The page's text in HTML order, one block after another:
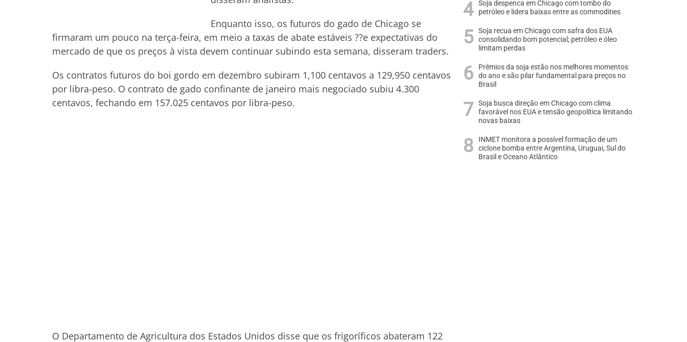
Enquanto isso, os futuros do gado de Chicago se
firmaram um pouco na terça-feira, em meio a taxas de abate estáveis ??e expectativas do
mercado de que os preços à vista devem continuar subindo esta semana, disseram traders.
Os contratos futuros do boi gordo em dezembro subiram 1,100 centavos a 129,950 centavos
por libra-peso. O contrato de gado confinante de janeiro mais negociado subiu 4.300
centavos, fechando em 157.025 centavos por libra-peso.
O Departamento de Agricultura dos Estados Unidos disse que os frigoríficos abateram 122
Soja despenca em Chicago com tombo do
petróleo e lidera baixas entre as commodities
Soja recua em Chicago com safra dos EUA
consolidando bom potencial; petróleo e óleo
limitam perdas
Prêmios da soja estão nos melhores momentos
do ano e são pilar fundamental para preços no
Brasil
Soja busca direção em Chicago com clima
favorável nos EUA e tensão geopolítica limitando
novas baixas
INMET monitora a possível formação de um
ciclone bomba entre Argentina, Uruguai, Sul do
Brasil e Oceano Atlântico